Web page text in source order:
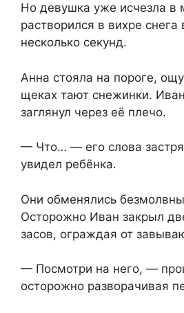
Но девушка уже исчезла в
растворился в вихре снега
несколько секунд.
Анна стояла на пороге,
щеках тают снежинки.
заглянул через её плечо.
— Что… — его слова
увидел ребёнка.
Они обменялись
Осторожно Иван закрыл
засов, ограждая от
— Посмотри на него, —
осторожно разворачивая